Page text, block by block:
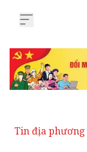
Tin địa phương